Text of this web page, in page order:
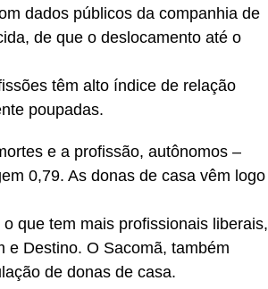
dados públicos da companhia de
de que o deslocamento até o
têm alto índice de relação
poupadas.
e a profissão, autônomos –
0,79. As donas de casa vêm logo
que tem mais profissionais liberais,
e Destino. O Sacomã, também
de donas de casa.